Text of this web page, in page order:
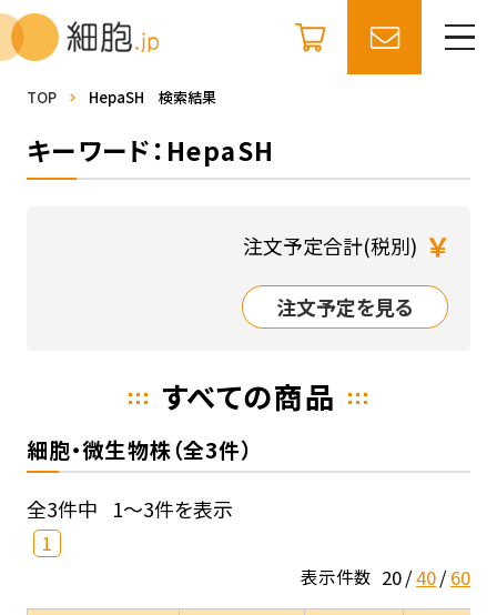
TOP HepaSH 検索結果
キーワード：HepaSH
注文予定合計(税別) ￥
注文予定を見る
すべての商品
細胞・微生物株（全3件）
全3件中 1～3件を表示
1
表示件数 20 40 60